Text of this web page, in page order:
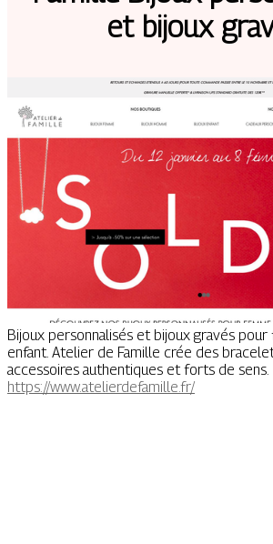
et bijoux
Bijoux personnalisés et bijoux gravés
enfant. Atelier de Famille crée des
accessoires authentiques et forts de sens.
https://www.atelierdefamille.fr/